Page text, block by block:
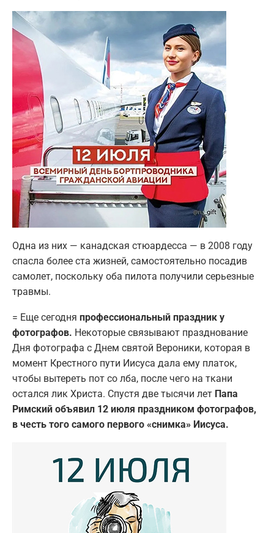
Одна из них — канадская стюардесса — в 2008 году
спасла более ста жизней, самостоятельно посадив
самолет, поскольку оба пилота получили серьезные
травмы.
= Еще сегодня профессиональный праздник у
фотографов. Некоторые связывают празднование
Дня фотографа с Днем святой Вероники, которая в
момент Крестного пути Иисуса дала ему платок,
чтобы вытереть пот со лба, после чего на ткани
остался лик Христа. Спустя две тысячи лет Папа
Римский объявил 12 июля праздником фотографов,
в честь того самого первого «снимка» Иисуса.